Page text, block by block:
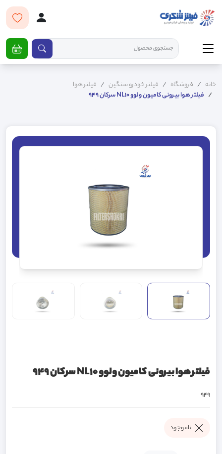
خانه فروشگاه فیلتر خودرو سنگین
فیلتر هوا
فیلتر هوا بیرونی کامیون ولوو NL10 سرکان 949
فیلتر هوا بیرونی کامیون ولوو NL10 سرکان 949
949
ناموجود